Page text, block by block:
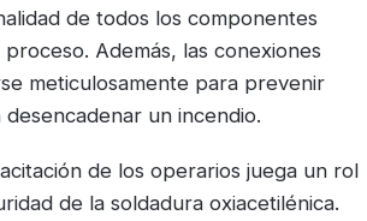
de todos los componentes
Además, las conexiones
meticulosamente para prevenir
un incendio.
de los operarios juega un rol
de la soldadura oxiacetilénica.